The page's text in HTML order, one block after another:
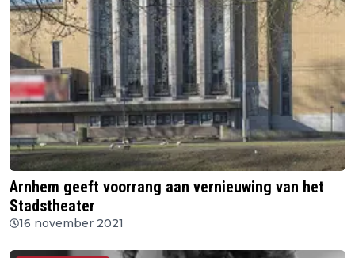
Arnhem geeft voorrang aan vernieuwing van het
Stadstheater
16 november 2021